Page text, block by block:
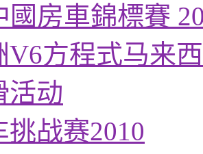
國房車錦標賽
V6方程式马来
活动
挑战赛2010